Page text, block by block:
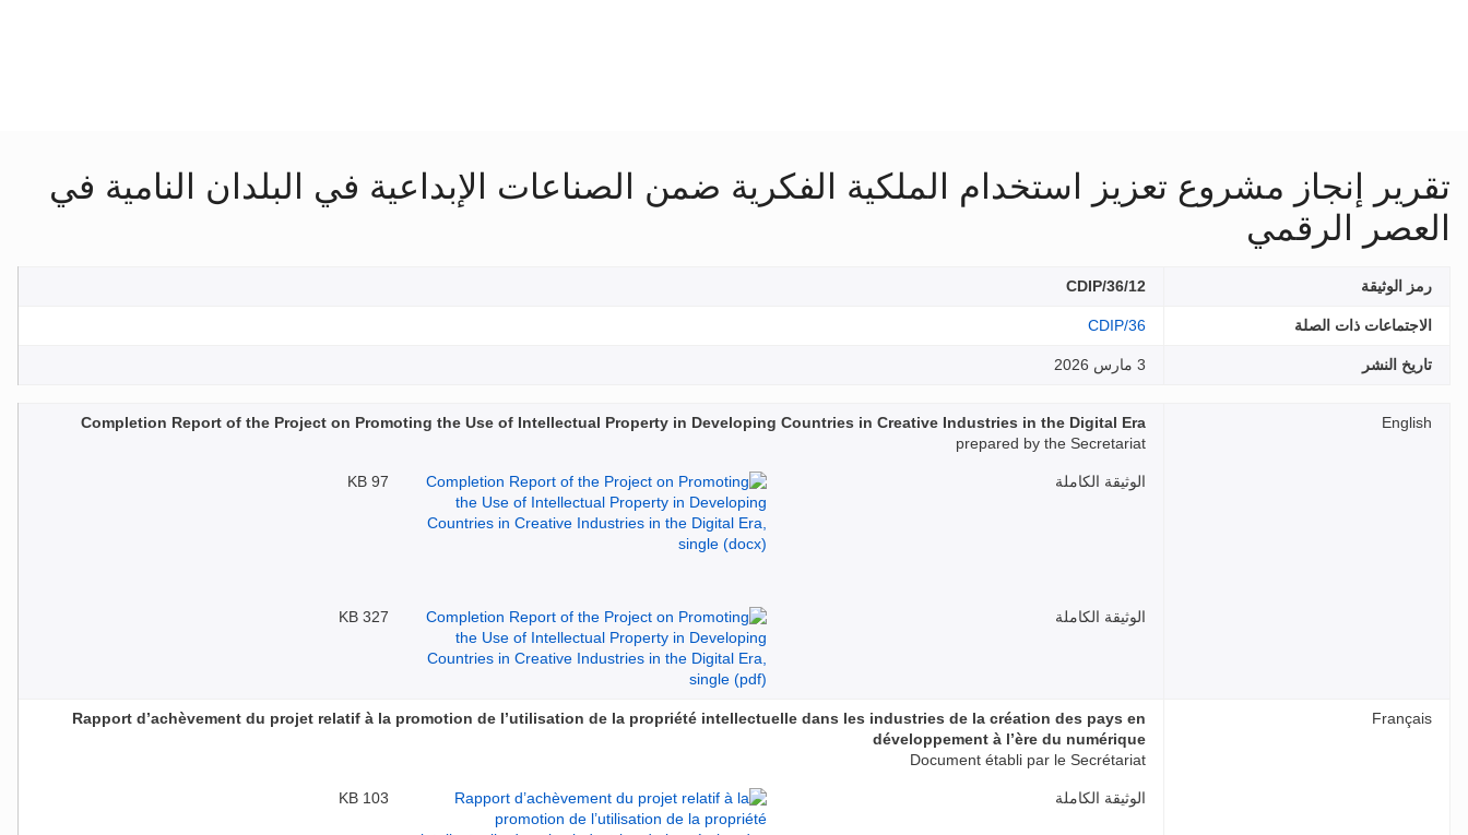
تقرير إنجاز مشروع تعزيز استخدام الملكية الفكرية ضمن الصناعات الإبداعية في البلدان النامية في
العصر الرقمي
رمز الوثيقة CDIP/36/12
الاجتماعات ذات الصلة CDIP/36
تاريخ النشر 3 مارس 2026
English
Completion Report of the Project on Promoting the Use of Intellectual Property in Developing Countries in Creative Industries in the Digital Era
prepared by the Secretariat
الوثيقة الكاملة 97 KB
الوثيقة الكاملة 327 KB
Français
Rapport d’achèvement du projet relatif à la promotion de l’utilisation de la propriété intellectuelle dans les industries de la création des pays en
développement à l’ère du numérique
Document établi par le Secrétariat
الوثيقة الكاملة 103 KB